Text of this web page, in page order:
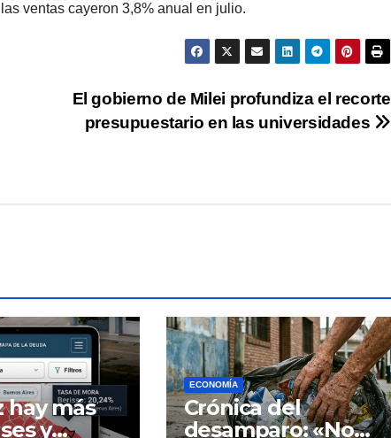
las ventas cayeron 3,8% anual en julio.
El gobierno de Milei profundiza el recorte
presupuestario en las universidades
hay más
y
ECONOMÍA
Crónica del
desamparo: «No